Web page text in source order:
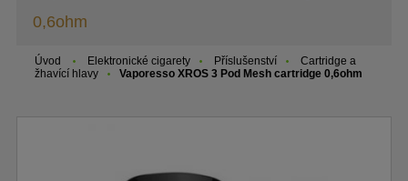
0,6ohm
Úvod Elektronické cigarety Příslušenství
Cartridge a
žhavící hlavy
Vaporesso XROS 3 Pod Mesh cartridge 0,6ohm